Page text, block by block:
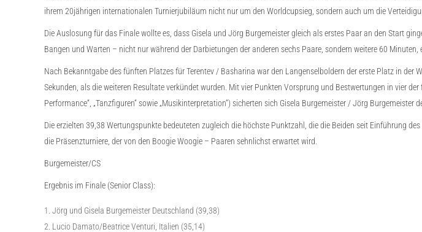
ihrem 20jährigen internationalen Turnierjubiläum nicht nur um den Worldcupsieg, sondern auch um die
Die Auslosung für das Finale wollte es, dass Gisela und Jörg Burgemeister gleich als erstes Paar an den Start
Bangen und Warten – nicht nur während der Darbietungen der anderen sechs Paare, sondern weitere 60
Nach Bekanntgabe des fünften Platzes für Terentev / Basharina war den Langenselboldern der erste Platz in
Sekunden, als die weiteren Resultate verkündet wurden. Mit vier Punkten Vorsprung und Bestwertungen in vier
Performance“, „Tanzfiguren“ sowie „Musikinterpretation“) sicherten sich Gisela Burgemeister / Jörg Burgemeister
Die erzielten 39,38 Wertungspunkte bedeuteten zugleich die höchste Punktzahl, die die Beiden seit Einführung
die Präsenzturniere, der von den Boogie Woogie – Paaren sehnlichst erwartet wird.
Burgemeister/CS
Ergebnis im Finale (Senior Class):
Jörg und Gisela Burgemeister Deutschland (39,38)
Lucio Damato/Beatrice Venturi, Italien (35,14)